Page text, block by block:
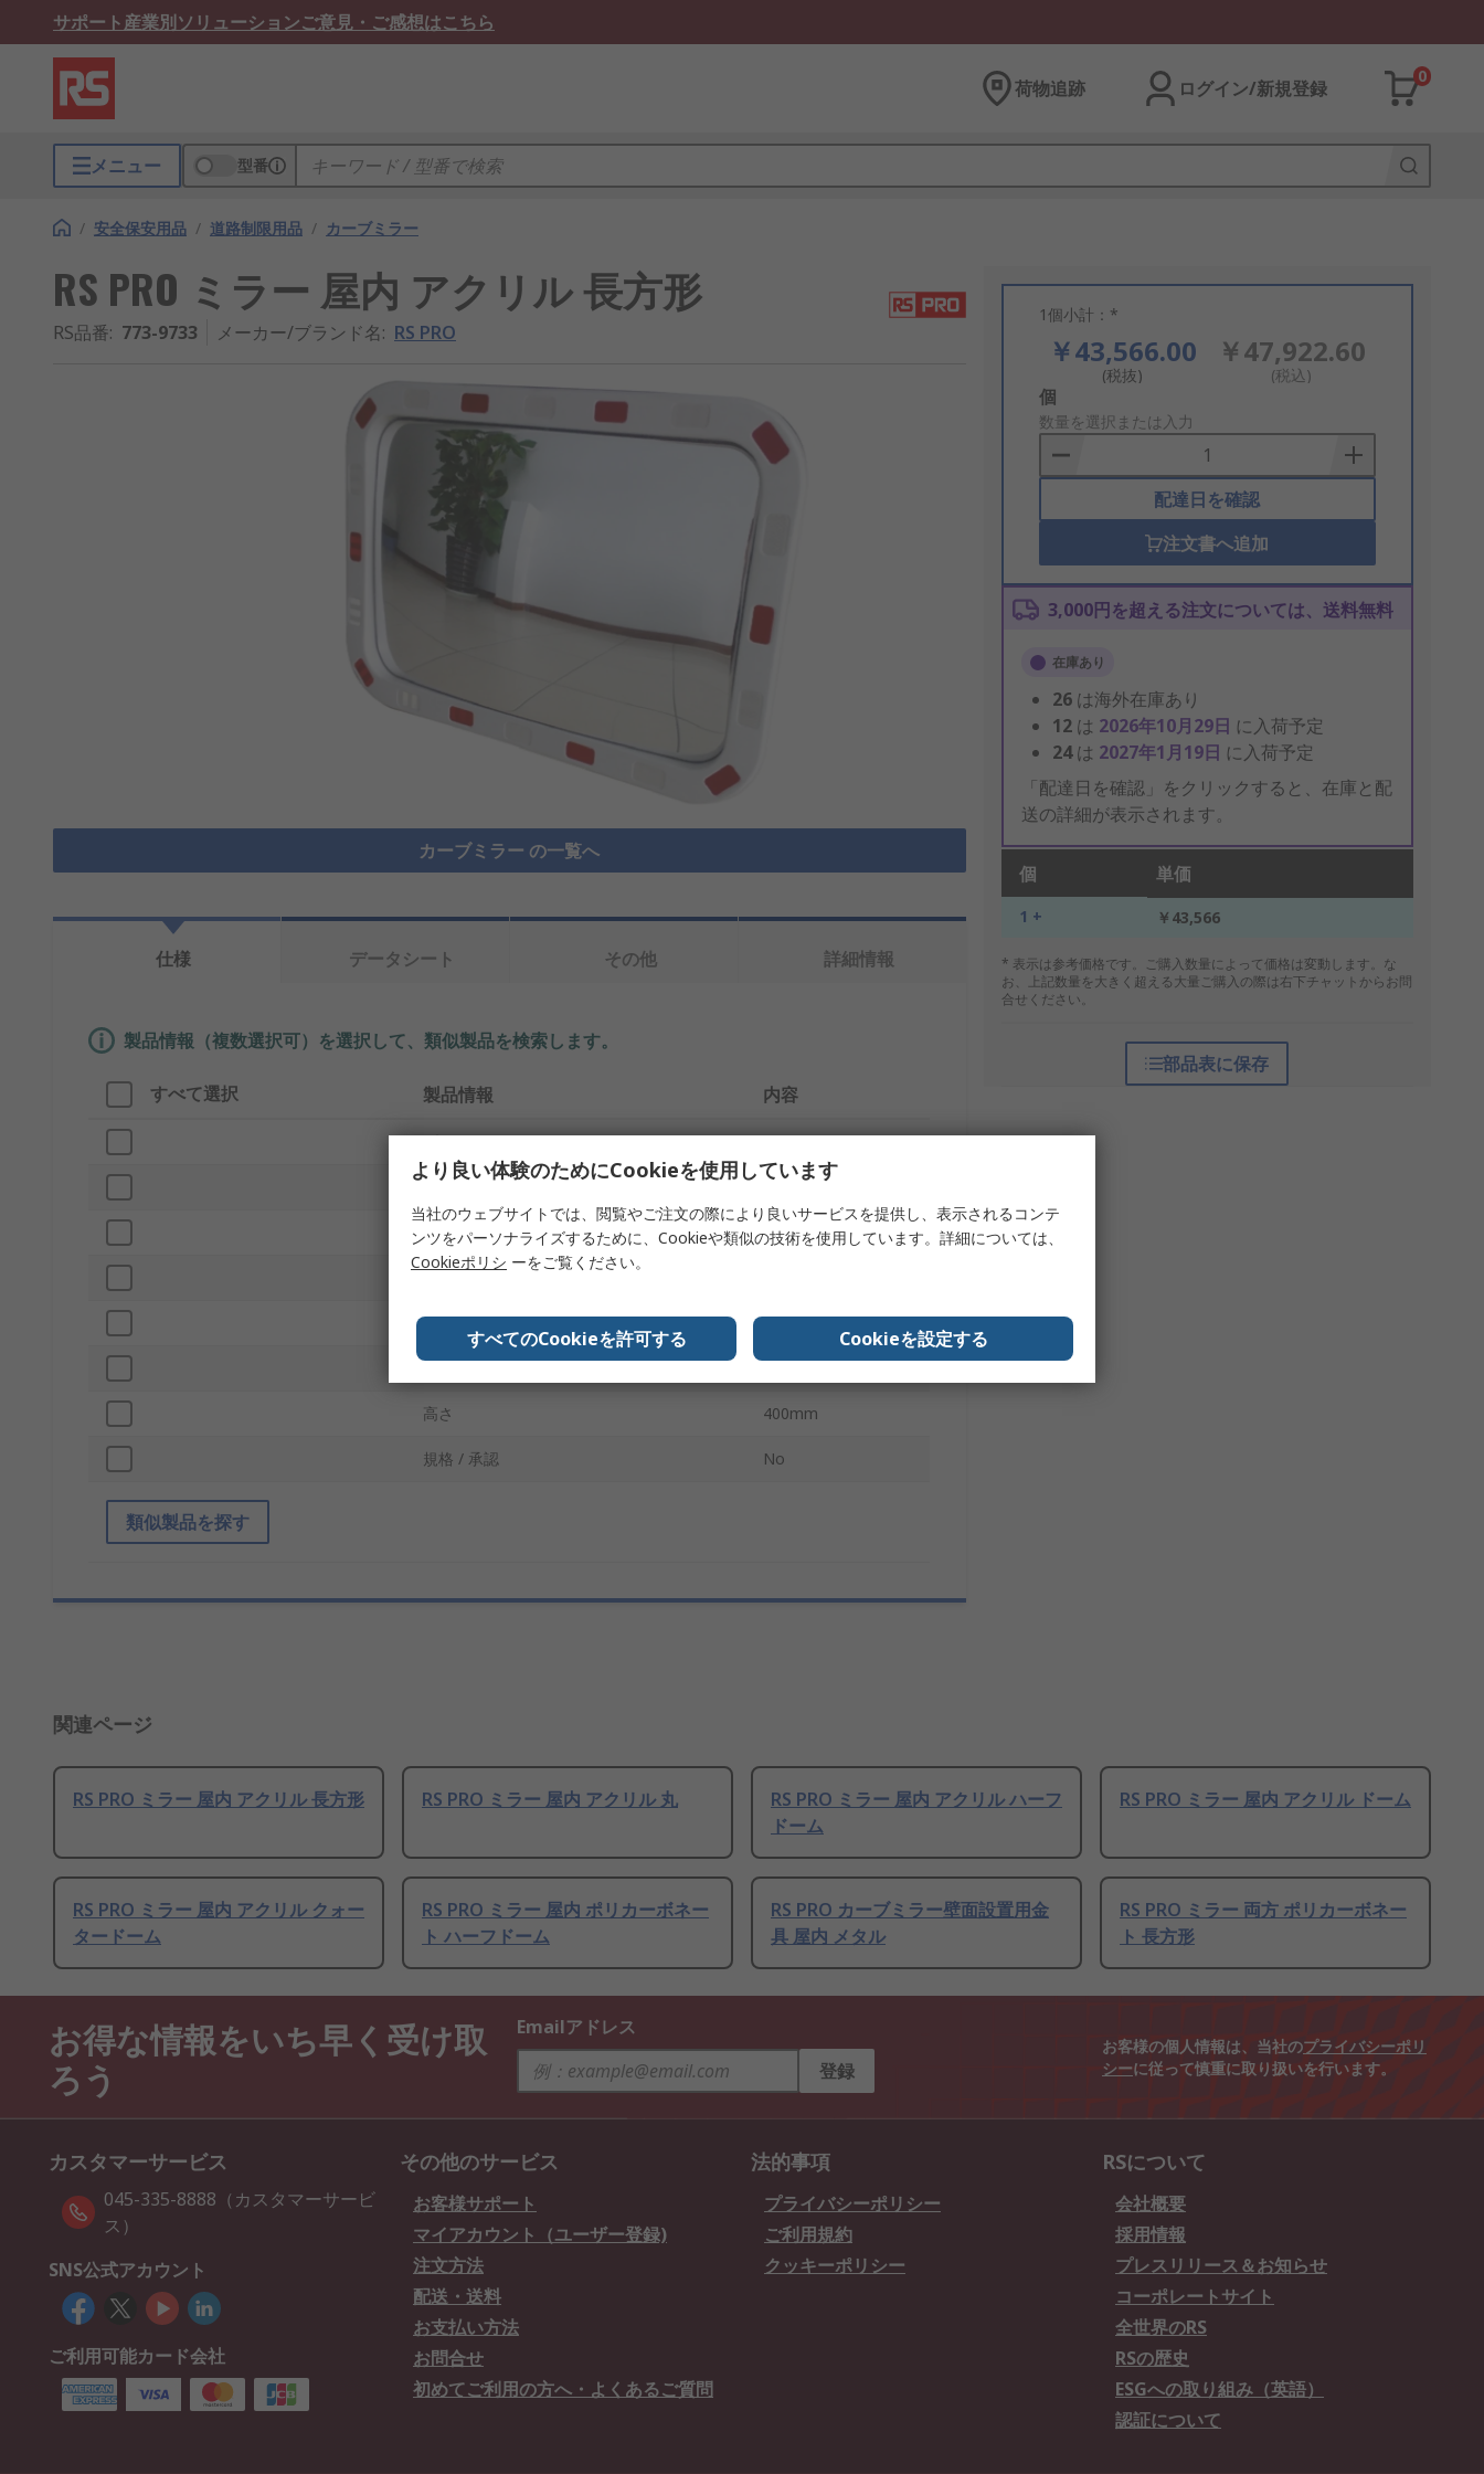
サポート産業別ソリューションご意見・ご感想はこちら
荷物追跡 ログイン/新規登録
0
メニュー 型番
/ 安全保安用品 / 道路制限用品 / カーブミラー
RS PRO ミラー 屋内 アクリル 長方形
RS品番: 773-9733 メーカー/ブランド名: RS PRO
カーブミラー の一覧へ
1個小計：*
￥43,566.00
(税抜)
￥47,922.60
(税込)
Add
to
Basket
個
数量を選択または入力
配達日を確認
注文書へ追加
3,000円を超える注文については、送料無料
在庫あり
26 は海外在庫あり
12 は 2026年10月29日 に入荷予定
24は 2027年1月19日 に入荷予定
「配達日を確認」をクリックすると、在庫と配
送の詳細が表示されます。
個 単価
1 + ￥43,566
* 表示は参考価格です。ご購入数量によって価格は変動します。な
お、上記数量を大きく超える大量ご購入の際は右下チャットからお問
合せください。
部品表に保存
仕様 データシート その他 詳細情報
製品情報（複数選択可）を選択して、類似製品を検索します。
すべて選択 製品情報 内容
ブランド RS PRO
プロダクトタイプ ミラー
形状 長方形
インドア/アウトドア
材質 アクリル
高さ 400mm
規格 / 承認 No
類似製品を探す
関連ページ
RS PRO ミラー 屋内 アクリル 長方形 RS PRO ミラー 屋内 アクリル 丸
RS PRO ミラー 屋内 アクリル ハーフ
ドーム
RS PRO ミラー 屋内 アクリル ドーム
RS PRO ミラー 屋内 アクリル クォー
タードーム
RS PRO ミラー 屋内 ポリカーボネー
ト ハーフドーム
RS PRO カーブミラー壁面設置用金
具 屋内 メタル
RS PRO ミラー 両方 ポリカーボネー
ト 長方形
お得な情報をいち早く受け取
ろう
Emailアドレス
登録
お客様の個人情報は、当社のプライバシーポリ
シーに従って慎重に取り扱いを行います。
カスタマーサービス
045-335-8888（カスタマーサービ
ス）
SNS公式アカウント
ご利用可能カード会社
その他のサービス
お客様サポート
マイアカウント（ユーザー登録)
注文方法
配送・送料
お支払い方法
お問合せ
初めてご利用の方へ・よくあるご質問
法的事項
プライバシーポリシー
ご利用規約
クッキーポリシー
RSについて
会社概要
採用情報
プレスリリース＆お知らせ
コーポレートサイト
全世界のRS
RSの歴史
ESGへの取り組み（英語）
認証について
より良い体験のためにCookieを使用しています
当社のウェブサイトでは、閲覧やご注文の際により良いサービスを提供し、表示されるコンテ
ンツをパーソナライズするために、Cookieや類似の技術を使用しています。詳細については、
Cookieポリシ ーをご覧ください。
すべてのCookieを許可する Cookieを設定する